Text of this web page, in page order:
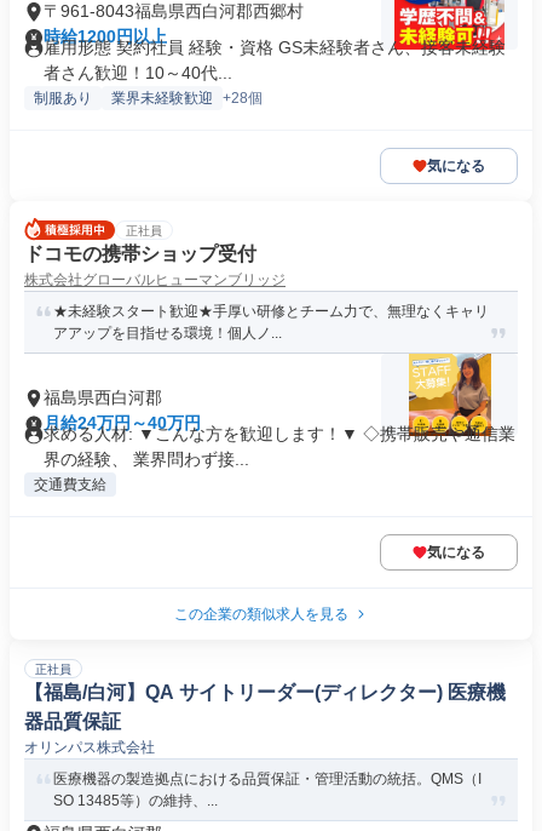
〒961-8043福島県西白河郡西郷村
時給1200円以上
雇用形態 契約社員 経験・資格 GS未経験者さん、接客未経験
者さん歓迎！10～40代...
制服あり 業界未経験歓迎 +28個
気になる
正社員
ドコモの携帯ショップ受付
株式会社グローバルヒューマンブリッジ
★未経験スタート歓迎★手厚い研修とチーム力で、無理なくキャリ
アアップを目指せる環境！個人ノ...
福島県西白河郡
月給24万円～40万円
求める人材: ▼こんな方を歓迎します！▼ ◇携帯販売や通信業
界の経験、 業界問わず接...
交通費支給
気になる
この企業の類似求人を見る
正社員
【福島/白河】QA サイトリーダー(ディレクター) 医療機
器品質保証
オリンパス株式会社
医療機器の製造拠点における品質保証・管理活動の統括。QMS（I
SO 13485等）の維持、...